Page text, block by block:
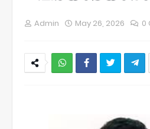
Admin May 26, 2026 0